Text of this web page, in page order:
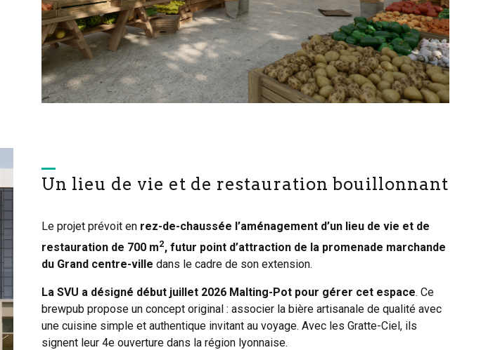
Un lieu de vie et de restauration bouillonnant
Le projet prévoit en rez-de-chaussée l’aménagement d’un lieu de vie et de
restauration de 700 m2, futur point d’attraction de la promenade marchande
du Grand centre-ville dans le cadre de son extension.
La SVU a désigné début juillet 2026 Malting-Pot pour gérer cet espace. Ce
brewpub propose un concept original : associer la bière artisanale de qualité avec
une cuisine simple et authentique invitant au voyage. Avec les Gratte-Ciel, ils
signent leur 4e ouverture dans la région lyonnaise.